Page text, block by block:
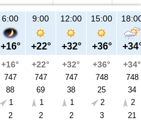
6:00
+16°
+16°
747
88
1
2
9:00
+22°
+22°
747
69
1
2
12:00
+32°
+32°
747
38
1
2
15:00
+36°
+36°
748
25
2
3
+34°
748
34
2
21